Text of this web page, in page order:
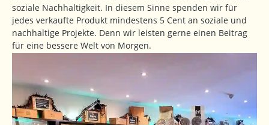
soziale Nachhaltigkeit. In diesem Sinne spenden wir für
jedes verkaufte Produkt mindestens 5 Cent an soziale und
nachhaltige Projekte. Denn wir leisten gerne einen Beitrag
für eine bessere Welt von Morgen.